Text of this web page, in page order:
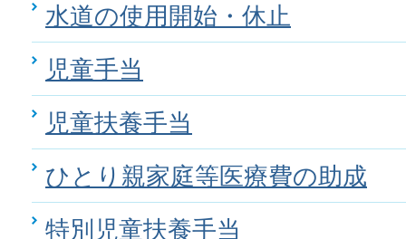
水道の使用開始・休止
児童手当
児童扶養手当
ひとり親家庭等医療費の助成
特別児童扶養手当